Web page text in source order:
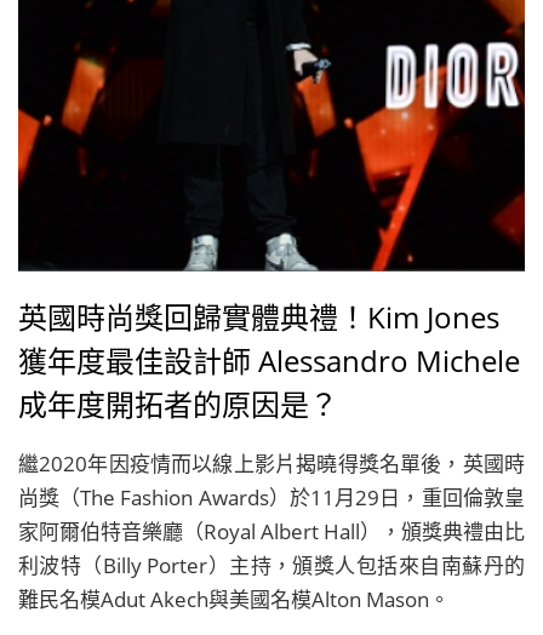
英國時尚獎回歸實體典禮！Kim Jones
獲年度最佳設計師 Alessandro Michele
成年度開拓者的原因是？
繼2020年因疫情而以線上影片揭曉得獎名單後，英國時
尚獎（The Fashion Awards）於11月29日，重回倫敦皇
家阿爾伯特音樂廳（Royal Albert Hall），頒獎典禮由比
利波特（Billy Porter）主持，頒獎人包括來自南蘇丹的
難民名模Adut Akech與美國名模Alton Mason。